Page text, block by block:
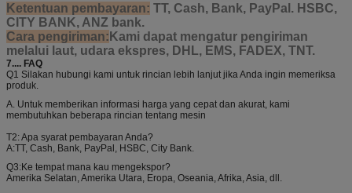
205
Kit perbaikan katup
counterbalance
marine windlass
klep keseimbangan
206
Kit perbaikan katup
2 Kit Perbaikan Katup
207
Kit Perbaikan Pompa
Anchor
208
Katup kartrid SUN
RDDA-LAN
Katup kartrid SUN
RDDA-LAN
Katup kartrid
209
Kapal MKV-16NE-RFA
210
Kit perbaikan katup
variabel laut
variabel laut
Ketentuan pembayaran: TT, Cash, Bank, PayPal. HSBC,
CITY BANK, ANZ bank.
Cara pengiriman: Kami dapat mengatur pengiriman
melalui laut, udara ekspres, DHL, EMS, FADEX, TNT.
7.... FAQ
Q1 Silakan hubungi kami untuk rincian lebih lanjut jika Anda ingin memeriksa
produk.
A. Untuk memberikan informasi harga yang cepat dan akurat, kami
membutuhkan beberapa rincian tentang mesin
T2: Apa syarat pembayaran Anda?
A:TT, Cash, Bank, PayPal, HSBC, City Bank.
Q3:Ke tempat mana kau mengekspor?
Amerika Selatan, Amerika Utara, Eropa, Oseania, Afrika, Asia, dll.